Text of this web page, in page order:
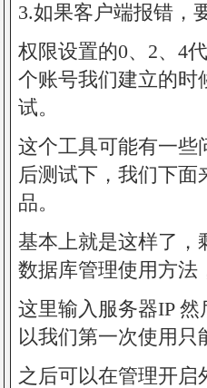
3.如果客户端报错，
权限设置的0、2、4
个账号我们建立的时
试。
这个工具可能有一些
后测试下，我们下
品。
基本上就是这样了，
数据库管理使用方法
这里输入服务器IP
以我们第一次使用只
之后可以在管理开